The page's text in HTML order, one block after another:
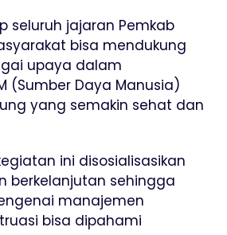
seluruh jajaran Pemkab
bisa mendukung
upaya dalam
(Sumber Daya Manusia)
yang semakin sehat dan
ini disosialisasikan
berkelanjutan sehingga
manajemen
bisa dipahami